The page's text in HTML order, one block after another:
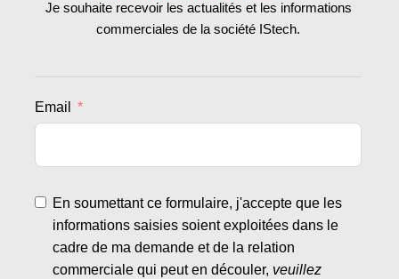
Je souhaite recevoir les actualités et les informations
commerciales de la société IStech.
Email
En soumettant ce formulaire, j'accepte que les
informations saisies soient exploitées dans le
cadre de ma demande et de la relation
commerciale qui peut en découler, veuillez